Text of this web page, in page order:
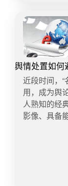
所谓的‘创意
充满了偏见
品，侮辱女
的。被冒犯
侮辱性‘创意’买单。 ——《中
开脱责任的挡箭牌 态度端正比“
之后，反而
的吗？此时
错”，除了引起“
全棉时代
基调。切忌
映出的问题
滞后于舆情
公众留下相
府公信力。
公开，获得
诉求。舆情
置时只是重
后的网民关
际问题，而
的舆情进入
舆情处置如何
近段时间，
用，成为舆
人熟知的经
影像、具备
句话、一